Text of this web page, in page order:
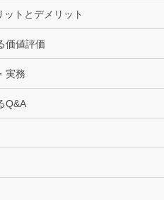
ットとデメリット
価値評価
実務
Q&A